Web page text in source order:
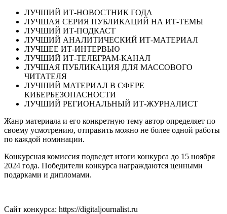
ЛУЧШИЙ ИТ-НОВОСТНИК ГОДА
ЛУЧШАЯ СЕРИЯ ПУБЛИКАЦИЙ НА ИТ-ТЕМЫ
ЛУЧШИЙ ИТ-ПОДКАСТ
ЛУЧШИЙ АНАЛИТИЧЕСКИЙ ИТ-МАТЕРИАЛ
ЛУЧШЕЕ ИТ-ИНТЕРВЬЮ
ЛУЧШИЙ ИТ-ТЕЛЕГРАМ-КАНАЛ
ЛУЧШАЯ ПУБЛИКАЦИЯ ДЛЯ МАССОВОГО
ЧИТАТЕЛЯ
ЛУЧШИЙ МАТЕРИАЛ В СФЕРЕ
КИБЕРБЕЗОПАСНОСТИ
ЛУЧШИЙ РЕГИОНАЛЬНЫЙ ИТ-ЖУРНАЛИСТ
Жанр материала и его конкретную тему автор определяет по
своему усмотрению, отправить можно не более одной работы
по каждой номинации.
Конкурсная комиссия подведет итоги конкурса до 15 ноября
2024 года. Победители конкурса награждаются ценными
подарками и дипломами.
Сайт конкурса: https://digitaljournalist.ru